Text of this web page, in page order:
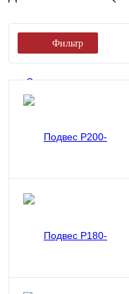
Фильтр
Скачать каталог